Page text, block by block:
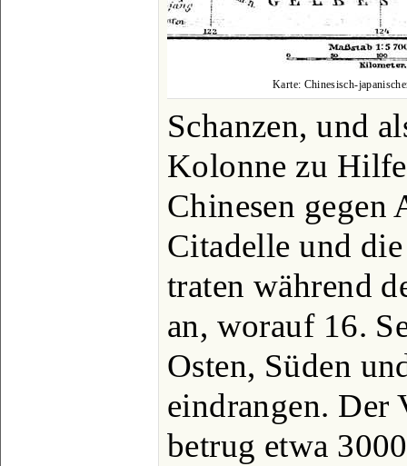
Karte: Chinesisch-
Schanzen, und
Kolonne zu
Chinesen gegen
Citadelle und
traten während
an, worauf 16.
Osten, Süden
eindrangen. Der
betrug etwa